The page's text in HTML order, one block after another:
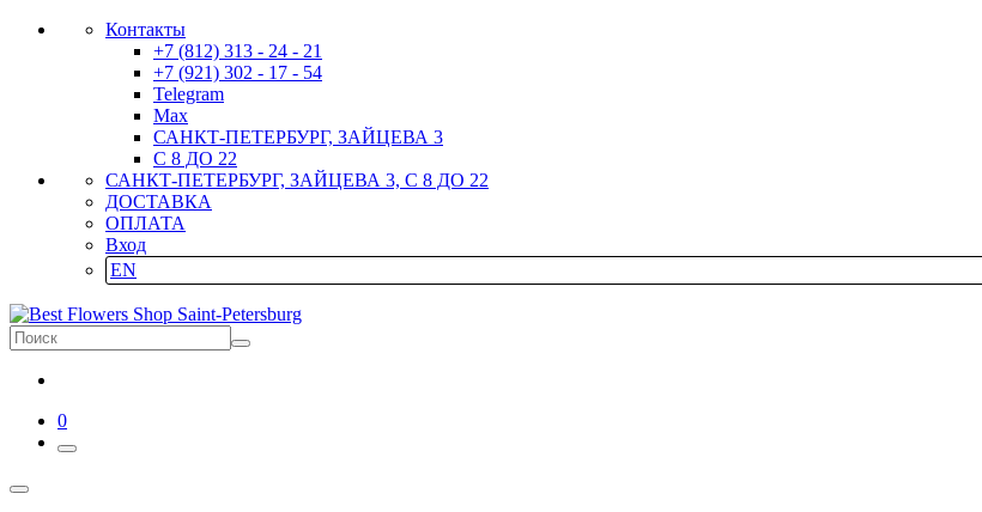
Контакты
+7 (812) 313 - 24 - 21
+7 (921) 302 - 17 - 54
Telegram
Max
САНКТ-ПЕТЕРБУРГ, ЗАЙЦЕВА 3
С 8 ДО 22
САНКТ-ПЕТЕРБУРГ, ЗАЙЦЕВА 3, С 8 ДО 22
ДОСТАВКА
ОПЛАТА
Вход
EN
0